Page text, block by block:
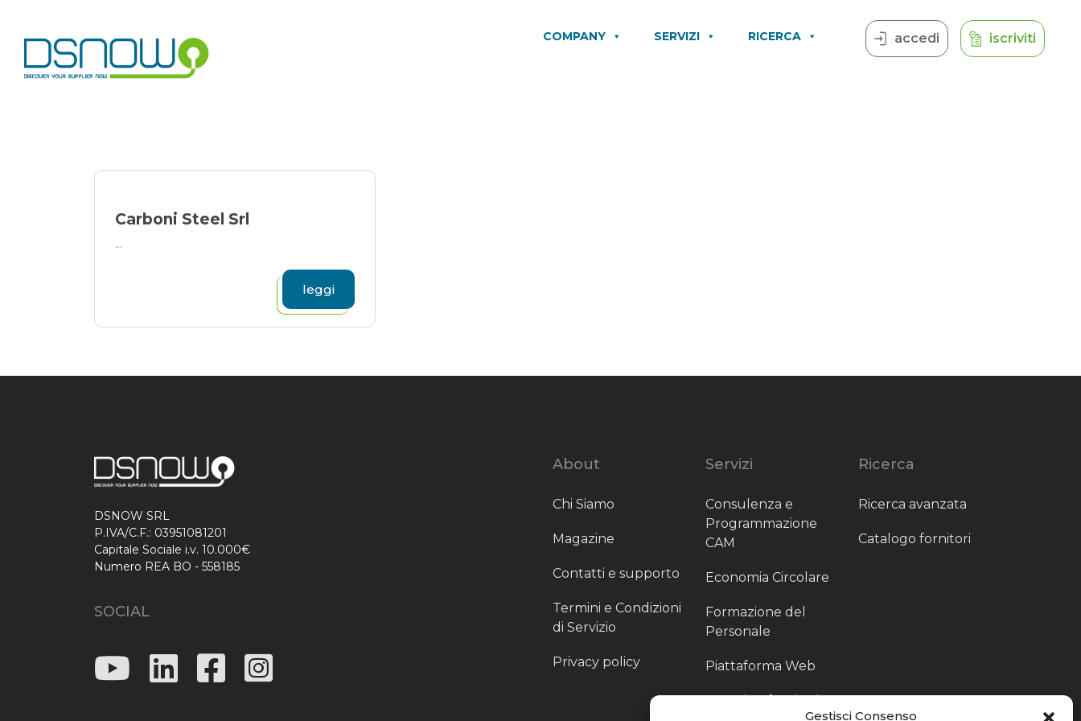
Gestisci Consenso
content
COMPANY SERVIZI RICERCA accedi iscriviti
Carboni Steel Srl
...
leggi
DSNOW SRL
P.IVA/C.F.: 03951081201
Capitale Sociale i.v. 10.000€
Numero REA BO - 558185
SOCIAL
About
Chi Siamo
Magazine
Contatti e supporto
Termini e Condizioni
di Servizio
Privacy policy
Servizi
Consulenza e
Programmazione
CAM
Economia Circolare
Formazione del
Personale
Piattaforma Web
Scouting fornitori
Ricerca
Ricerca avanzata
Catalogo fornitori